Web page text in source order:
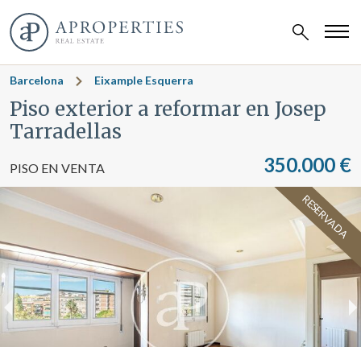
Barcelona Eixample Esquerra
Piso exterior a reformar en Josep
Tarradellas
PISO EN VENTA 350.000 €
RESERVADA